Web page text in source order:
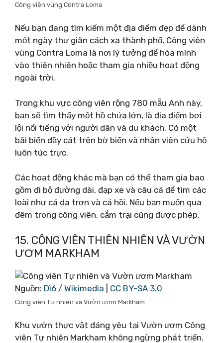
Công viên vùng Contra Loma
Nếu bạn đang tìm kiếm một địa điểm đẹp để dành
một ngày thư giãn cách xa thành phố, Công viên
vùng Contra Loma là nơi lý tưởng để hòa mình
vào thiên nhiên hoặc tham gia nhiều hoạt động
ngoài trời.
Trong khu vực công viên rộng 780 mẫu Anh này,
bạn sẽ tìm thấy một hồ chứa lớn, là địa điểm bơi
lội nổi tiếng với người dân và du khách. Có một
bãi biển đầy cát trên bờ biển và nhân viên cứu hộ
luôn túc trực.
Các hoạt động khác mà bạn có thể tham gia bao
gồm đi bộ đường dài, đạp xe và câu cá để tìm các
loài như cá da trơn và cá hồi. Nếu bạn muốn qua
đêm trong công viên, cắm trại cũng được phép.
15. CÔNG VIÊN THIÊN NHIÊN VÀ VƯỜN
ƯƠM MARKHAM
Nguồn: Dì6 / Wikimedia CC BY-SA 3.0
Công viên Tự nhiên và Vườn ươm Markham
Khu vườn thực vật đáng yêu tại Vườn ươm Công
viên Tự nhiên Markham không ngừng phát triển.